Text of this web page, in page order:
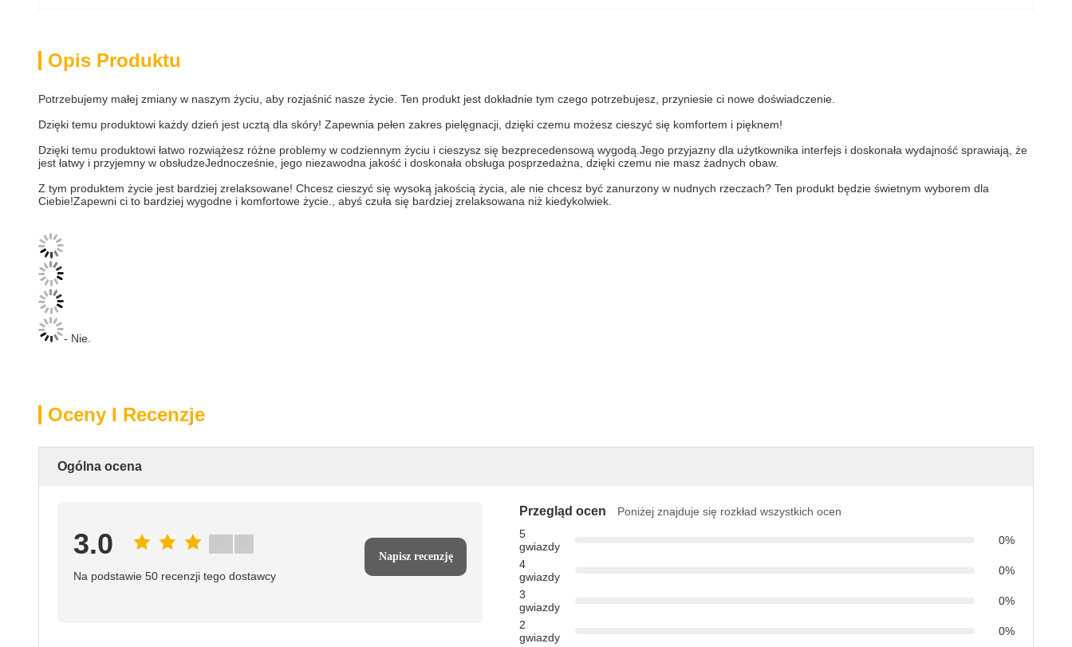
Opis Produktu
Potrzebujemy małej zmiany w naszym życiu, aby rozjaśnić nasze życie. Ten produkt jest dokładnie tym czego potrzebujesz, przyniesie ci nowe doświadczenie.
Dzięki temu produktowi każdy dzień jest ucztą dla skóry! Zapewnia pełen zakres pielęgnacji, dzięki czemu możesz cieszyć się komfortem i pięknem!
Dzięki temu produktowi łatwo rozwiążesz różne problemy w codziennym życiu i cieszysz się bezprecedensową wygodą.Jego przyjazny dla użytkownika interfejs i doskonała wydajność sprawiają, że
jest łatwy i przyjemny w obsłudzeJednocześnie, jego niezawodna jakość i doskonała obsługa posprzedażna, dzięki czemu nie masz żadnych obaw.
Z tym produktem życie jest bardziej zrelaksowane! Chcesz cieszyć się wysoką jakością życia, ale nie chcesz być zanurzony w nudnych rzeczach? Ten produkt będzie świetnym wyborem dla
Ciebie!Zapewni ci to bardziej wygodne i komfortowe życie., abyś czuła się bardziej zrelaksowana niż kiedykolwiek.
- Nie.
Oceny I Recenzje
Ogólna ocena
3.0
Na podstawie 50 recenzji tego dostawcy
Napisz recenzję
Przegląd ocen
Poniżej znajduje się rozkład wszystkich ocen
5
gwiazdy
0%
4
gwiazdy
0%
3
gwiazdy
0%
2
gwiazdy
0%